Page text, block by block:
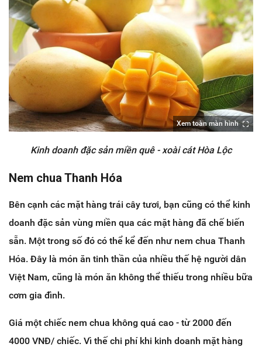
Xem toàn màn hình
Kinh doanh đặc sản miền quê - xoài cát Hòa Lộc
Nem chua Thanh Hóa
Bên cạnh các mặt hàng trái cây tươi, bạn cũng có thể kinh
doanh đặc sản vùng miền qua các mặt hàng đã chế biến
sẵn. Một trong số đó có thể kể đến như nem chua Thanh
Hóa. Đây là món ăn tinh thần của nhiều thế hệ người dân
Việt Nam, cũng là món ăn không thể thiếu trong nhiều bữa
cơm gia đình.
Giá một chiếc nem chua không quá cao - từ 2000 đến
4000 VNĐ/ chiếc. Vì thế chi phí khi kinh doanh mặt hàng